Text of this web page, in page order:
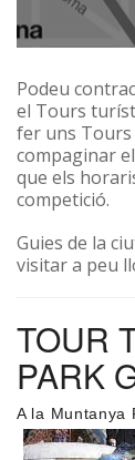
Podeu
el Tours
fer uns Tours
compaginar el
que els
competició.
Guies de la
visitar a peu
TOUR
PARK
A la Muntanya